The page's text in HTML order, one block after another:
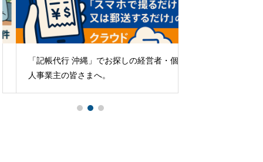
「記帳代行 沖縄」でお探しの経営者・個
人事業主の皆さまへ。